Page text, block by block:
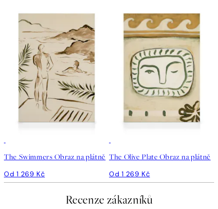
The Swimmers Obraz na plátně
Od 1 269 Kč
The Olive Plate Obraz na plátně
Od 1 269 Kč
Recenze zákazníků